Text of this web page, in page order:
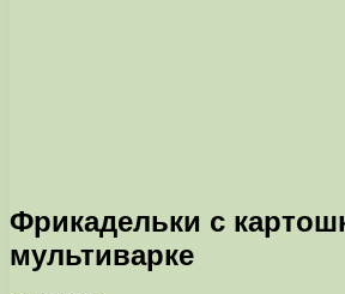
Фрикадельки с
мультиварке